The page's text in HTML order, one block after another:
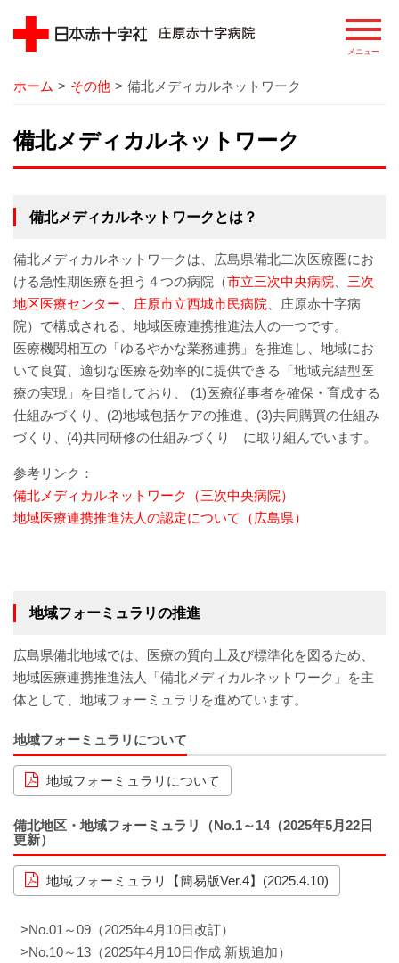
病院
院長あいさつ
患者さまの権利
病院の概要
病院のあゆみ
病院の特徴
赤十字について
経営指標（統計）
広報誌『そよ風』
職員募集
ソーシャルメディア・ガイドライン
施設
総合案内
ホーム > その他 > 備北メディカルネットワーク
備北メディカルネットワーク
備北メディカルネットワークとは？
備北メディカルネットワークは、広島県備北二次医療圏にお
ける急性期医療を担う４つの病院（市立三次中央病院
三次
地区医療センター
庄原市立西城市民病院 、庄原赤十字病
院）で構成される、地域医療連携推進法人の一つです。
医療機関相互の「ゆるやかな業務連携」を推進し、地域にお
いて良質、適切な医療を効率的に提供できる「地域完結型医
療の実現」を目指しており、 (1)医療従事者を確保・育成する
仕組みづくり、(2)地域包括ケアの推進、(3)共同購買の仕組み
づくり、(4)共同研修の仕組みづくり に取り組んでいます。
参考リンク：
備北メディカルネットワーク（三次中央病院）
地域医療連携推進法人の認定について（広島県）
地域フォーミュラリの推進
広島県備北地域では、医療の質向上及び標準化を図るため、
地域医療連携推進法人「備北メディカルネットワーク」を主
体として、地域フォーミュラリを進めています。
地域フォーミュラリについて
地域フォーミュラリについて
備北地区・地域フォーミュラリ（No.1～14（2025年5月22日
更新）
地域フォーミュラリ【簡易版Ver.4】(2025.4.10)
>No.01～09（2025年4月10日改訂）
>No.10～13（2025年4月10日作成 新規追加）